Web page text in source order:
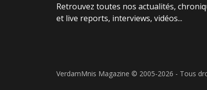
Retrouvez toutes nos actualités,
et live reports, interviews, vidéos...
VerdamMnis Magazine © 2005-2026 - Tous